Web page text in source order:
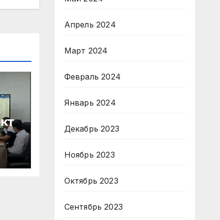
Апрель 2024
Март 2024
Февраль 2024
Январь 2024
Декабрь 2023
Ноябрь 2023
Октябрь 2023
Сентябрь 2023